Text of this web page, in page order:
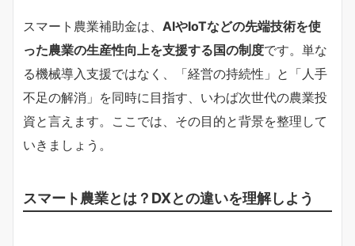
スマート農業補助金は、 AIやIoTなどの先端技術を使
った農業の生産性向上を支援する国の制度です。単な
る機械導入支援ではなく、「経営の持続性」と「人手
不足の解消」を同時に目指す、いわば次世代の農業投
資と言えます。ここでは、その目的と背景を整理して
いきましょう。
スマート農業とは？DXとの違いを理解しよう